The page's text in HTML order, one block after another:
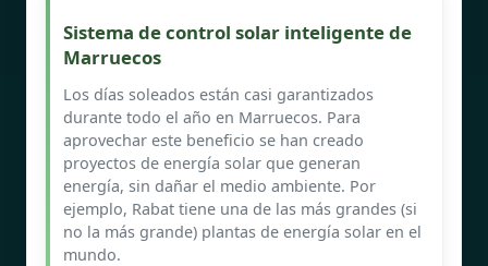
Sistema de control solar inteligente de
Marruecos
Los días soleados están casi garantizados
durante todo el año en Marruecos. Para
aprovechar este beneficio se han creado
proyectos de energía solar que generan
energía, sin dañar el medio ambiente. Por
ejemplo, Rabat tiene una de las más grandes (si
no la más grande) plantas de energía solar en el
mundo.